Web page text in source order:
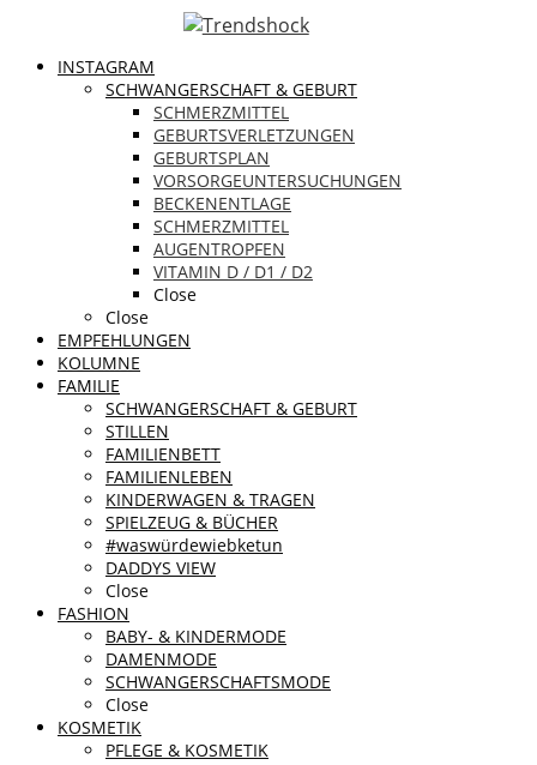
INSTAGRAM
SCHWANGERSCHAFT & GEBURT
SCHMERZMITTEL
GEBURTSVERLETZUNGEN
GEBURTSPLAN
VORSORGEUNTERSUCHUNGEN
BECKENENTLAGE
SCHMERZMITTEL
AUGENTROPFEN
VITAMIN D / D1 / D2
Close
Close
EMPFEHLUNGEN
KOLUMNE
FAMILIE
SCHWANGERSCHAFT & GEBURT
STILLEN
FAMILIENBETT
FAMILIENLEBEN
KINDERWAGEN & TRAGEN
SPIELZEUG & BÜCHER
#waswürdewiebketun
DADDYS VIEW
Close
FASHION
BABY- & KINDERMODE
DAMENMODE
SCHWANGERSCHAFTSMODE
Close
KOSMETIK
PFLEGE & KOSMETIK